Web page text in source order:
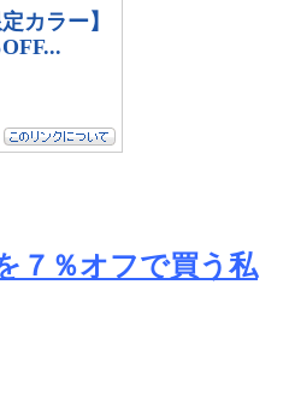
７％オフで買う私